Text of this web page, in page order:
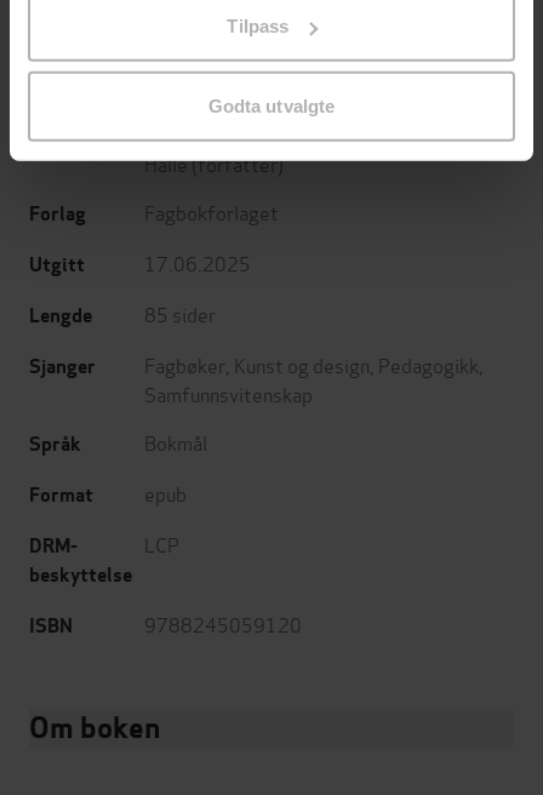
Tilpass
Godta utvalgte
Forfattere Nora Bilalovic Kulset(forfatter),Kirsten
Halle(forfatter)
Forlag Fagbokforlaget
Utgitt 17.06.2025
Lengde 85 sider
Sjanger Fagbøker Kunst og design Pedagogikk
Samfunnsvitenskap
Språk Bokmål
Format epub
DRM-
beskyttelse
LCP
ISBN 9788245059120
Om boken